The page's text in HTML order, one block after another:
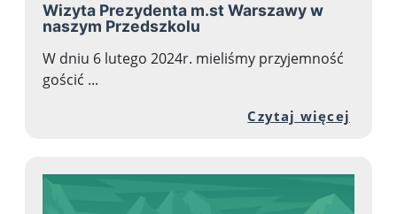
Wizyta Prezydenta m.st Warszawy w
naszym Przedszkolu
W dniu 6 lutego 2024r. mieliśmy przyjemność
gościć ...
Czytaj więcej